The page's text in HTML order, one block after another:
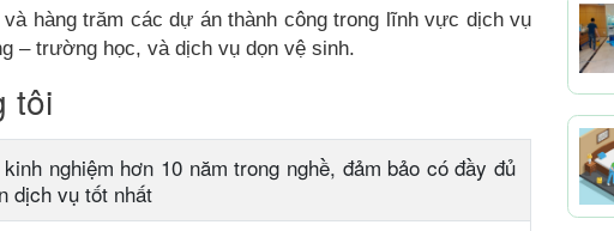
hàng trăm các dự án thành công trong lĩnh vực dịch vụ
– trường học, và dịch vụ dọn vệ sinh.
tôi
nghiệm hơn 10 năm trong nghề, đảm bảo có đầy đủ
dịch vụ tốt nhất